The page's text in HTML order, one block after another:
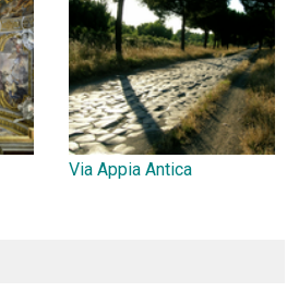
Via Appia Antica